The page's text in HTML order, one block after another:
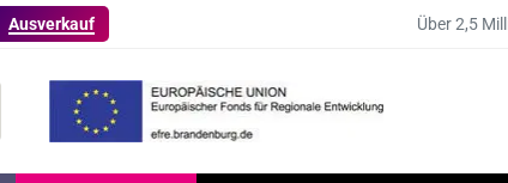
Ausverkauf Über 2,5